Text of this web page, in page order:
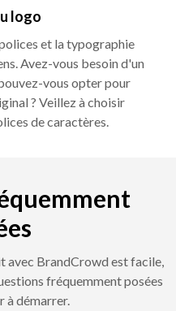
logo
et la typographie
Avez-vous besoin d'un
vous opter pour
? Veillez à choisir
de caractères.
avec BrandCrowd est facile,
fréquemment posées
à démarrer.